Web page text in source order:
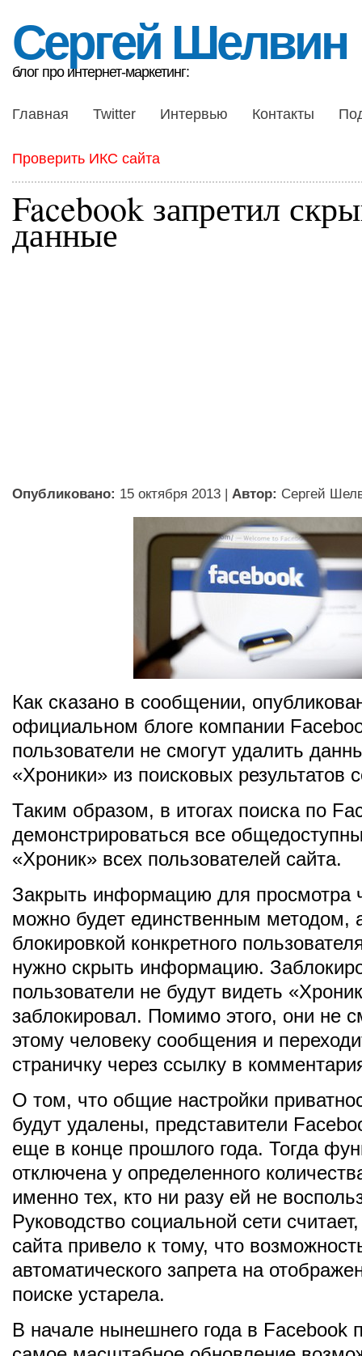
Сергей Шелвин
блог про интернет-маркетинг:
Главная Twitter Интервью Контакты
Проверить ИКС сайта
Facebook запретил
данные
Опубликовано: 15 октября 2013 | Автор: Сергей
Как сказано в сообщении,
официальном блоге компании
пользователи не смогут удалить
«Хроники» из поисковых результатов
Таким образом, в итогах поиска по
демонстрироваться все
«Хроник» всех пользователей сайта.
Закрыть информацию для просмотра
можно будет единственным методом,
блокировкой конкретного
нужно скрыть информацию.
пользователи не будут видеть
заблокировал. Помимо этого, они не
этому человеку сообщения и
страничку через ссылку в
О том, что общие настройки
будут удалены, представители
еще в конце прошлого года. Тогда
отключена у определенного
именно тех, кто ни разу ей не
Руководство социальной сети
сайта привело к тому, что
автоматического запрета на
поиске устарела.
В начале нынешнего года в Facebook